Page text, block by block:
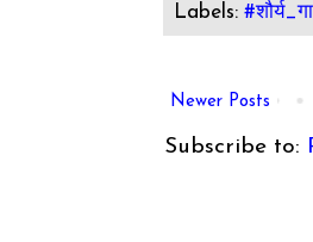
Labels:
Newer Posts
Subscribe to: